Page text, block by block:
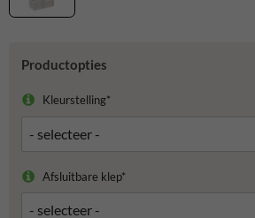
Productopties
Kleurstelling*
Afsluitbare klep*